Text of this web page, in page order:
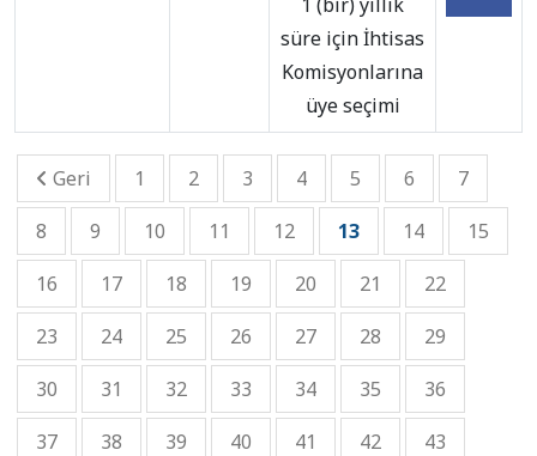
süre için İhtisas
Komisyonlarına
üye seçimi
Geri 1 2 3 4 5 6
7
8
9 10 11 12 13 14
15
16
17 18 19 20 21
22
23
24 25 26 27 28
29
30
31 32 33 34 35
36
37
38 39 40 41 42
43